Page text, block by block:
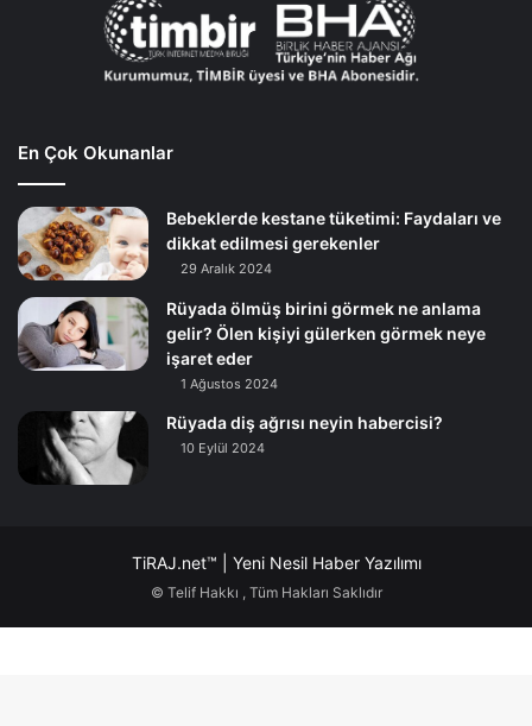
En Çok Okunanlar
Bebeklerde kestane tüketimi: Faydaları ve
dikkat edilmesi gerekenler
29 Aralık 2024
Rüyada ölmüş birini görmek ne anlama
gelir? Ölen kişiyi gülerken görmek neye
işaret eder
1 Ağustos 2024
Rüyada diş ağrısı neyin habercisi?
10 Eylül 2024
TiRAJ.net™ | Yeni Nesil Haber Yazılımı
© Telif Hakkı , Tüm Hakları Saklıdır